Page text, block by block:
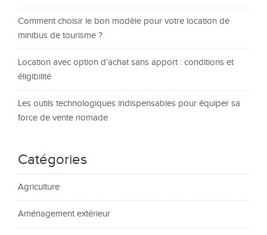
Comment choisir le bon modèle pour votre location de
minibus de tourisme ?
Location avec option d’achat sans apport : conditions et
éligibilité
Les outils technologiques indispensables pour équiper sa
force de vente nomade
Catégories
Agriculture
Aménagement extérieur